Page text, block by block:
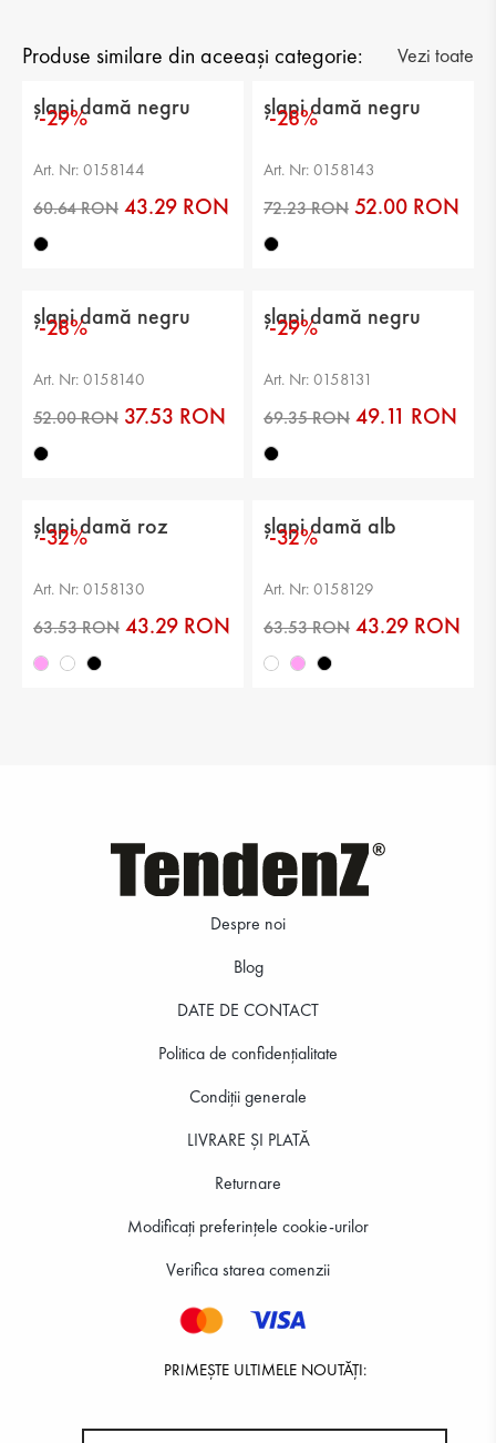
Tip: casual
Categorie: papuci
căptuşeală: piele ecologică
Înălțimea tălpii: 1 cm
Produse similare din aceeași categorie: Vezi toate
-29%
șlapi damă negru
Art. Nr: 0158144
60.64 RON
43.29 RON
-28%
șlapi damă negru
Art. Nr: 0158143
72.23 RON
52.00 RON
-28%
șlapi damă negru
Art. Nr: 0158140
37.53 RON
-29%
șlapi damă negru
Art. Nr: 0158131
49.11 RON
-32%
șlapi damă roz
Art. Nr: 0158130
43.29 RON
-32%
șlapi damă alb
Art. Nr: 0158129
63.53 RON
43.29 RON
Despre noi
Blog
DATE DE CONTACT
Politica de confidenţialitate
Condiții generale
LIVRARE ȘI PLATĂ
Returnare
Modificați preferințele cookie-urilor
Verifica starea comenzii
PRIMEȘTE ULTIMELE NOUTĂȚI: